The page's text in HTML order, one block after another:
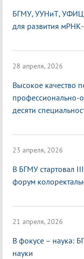
БГМУ, УУНиТ, УФИЦ
для развития
28 апреля, 2026
Высокое качество
профессионально-
десяти
23 апреля, 2026
В БГМУ стартовал
форум
21 апреля, 2026
В фокусе – наука:
науки